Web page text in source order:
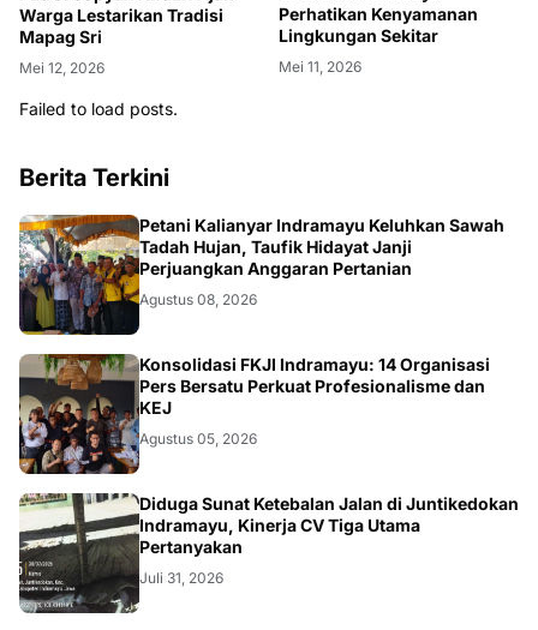
Warga Lestarikan Tradisi
Mapag Sri
Mei 12, 2026
Perhatikan Kenyamanan
Lingkungan Sekitar
Mei 11, 2026
Failed to load posts.
Berita Terkini
Petani Kalianyar Indramayu Keluhkan Sawah
Tadah Hujan, Taufik Hidayat Janji
Perjuangkan Anggaran Pertanian
Agustus 08, 2026
Konsolidasi FKJI Indramayu: 14 Organisasi
Pers Bersatu Perkuat Profesionalisme dan
KEJ
Agustus 05, 2026
KRIMINAL
Diduga Sunat Ketebalan Jalan di Juntikedokan
Indramayu, Kinerja CV Tiga Utama
Pertanyakan
Juli 31, 2026